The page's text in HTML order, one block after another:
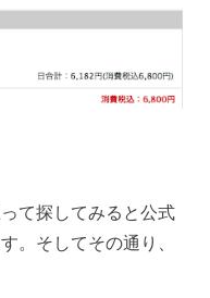
て探してみると公式
。そしてその通り、